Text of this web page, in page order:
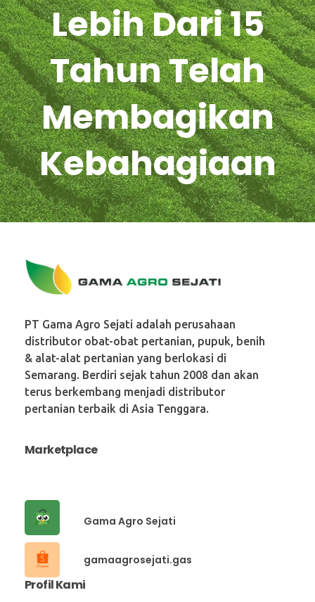
Lebih Dari 15
Tahun Telah
Membagikan
Kebahagiaan
PT Gama Agro Sejati adalah perusahaan
distributor obat-obat pertanian, pupuk, benih
& alat-alat pertanian yang berlokasi di
Semarang. Berdiri sejak tahun 2008 dan akan
terus berkembang menjadi distributor
pertanian terbaik di Asia Tenggara.
Marketplace
Gama Agro Sejati
gamaagrosejati.gas
Profil Kami